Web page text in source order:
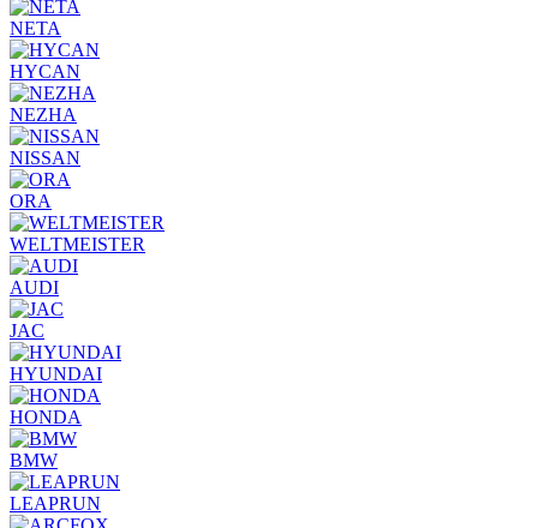
NETA
HYCAN
NEZHA
NISSAN
ORA
WELTMEISTER
AUDI
JAC
HYUNDAI
HONDA
BMW
LEAPRUN